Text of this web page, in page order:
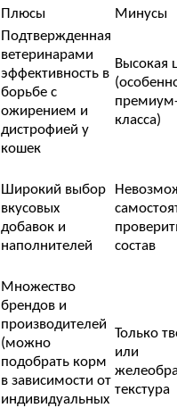
Плюсы Минусы
Подтвержденная
ветеринарами
эффективность в
борьбе с
ожирением и
дистрофией у
кошек
Высокая
класса)
Широкий выбор
вкусовых
добавок и
наполнителей
состав
Множество
брендов и
производителей
(можно
подобрать корм
в зависимости от
индивидуальных
Только
или
текстура